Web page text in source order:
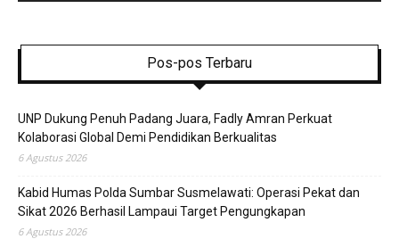
Pos-pos Terbaru
UNP Dukung Penuh Padang Juara, Fadly Amran Perkuat
Kolaborasi Global Demi Pendidikan Berkualitas
6 Agustus 2026
Kabid Humas Polda Sumbar Susmelawati: Operasi Pekat dan
Sikat 2026 Berhasil Lampaui Target Pengungkapan
6 Agustus 2026